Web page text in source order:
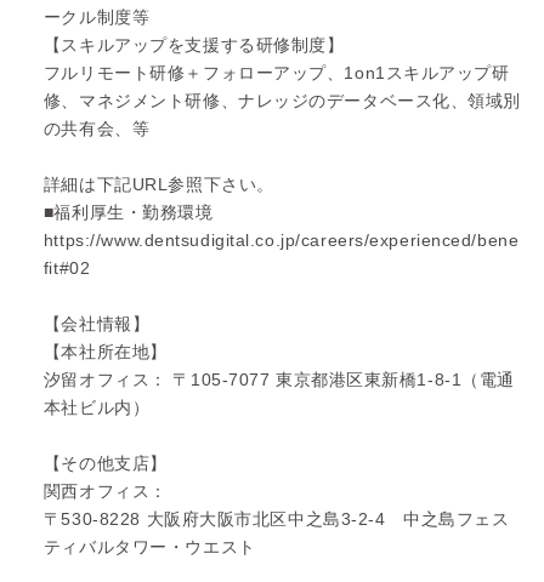
ークル制度等
【スキルアップを支援する研修制度】
フルリモート研修＋フォローアップ、1on1スキルアップ研
修、マネジメント研修、ナレッジのデータベース化、領域別
の共有会、等
詳細は下記URL参照下さい。
■福利厚生・勤務環境
https://www.dentsudigital.co.jp/careers/experienced/bene
fit#02
【会社情報】
【本社所在地】
汐留オフィス： 〒105-7077 東京都港区東新橋1-8-1（電通
本社ビル内）
【その他支店】
関西オフィス：
〒530-8228 大阪府大阪市北区中之島3-2-4 中之島フェス
ティバルタワー・ウエスト